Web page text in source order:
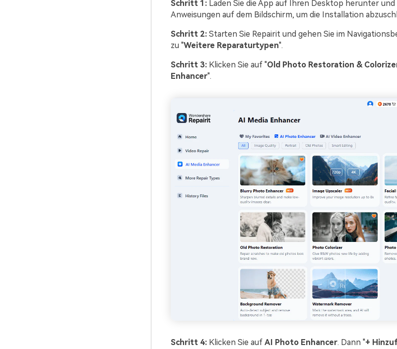
Schritt 1:Laden Sie die App auf Ihren Desktop herunter und
Anweisungen auf dem Bildschirm, um die Installation
Schritt 2:Starten Sie Repairit und gehen Sie im
zu "Weitere Reparaturtypen".
Schritt 3:Klicken Sie auf "Old Photo Restoration &
Enhancer".
Schritt 4:Klicken Sie auf AI Photo Enhancer. Dann "+